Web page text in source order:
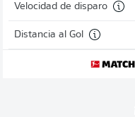
Velocidad de disparo
Distancia al Gol